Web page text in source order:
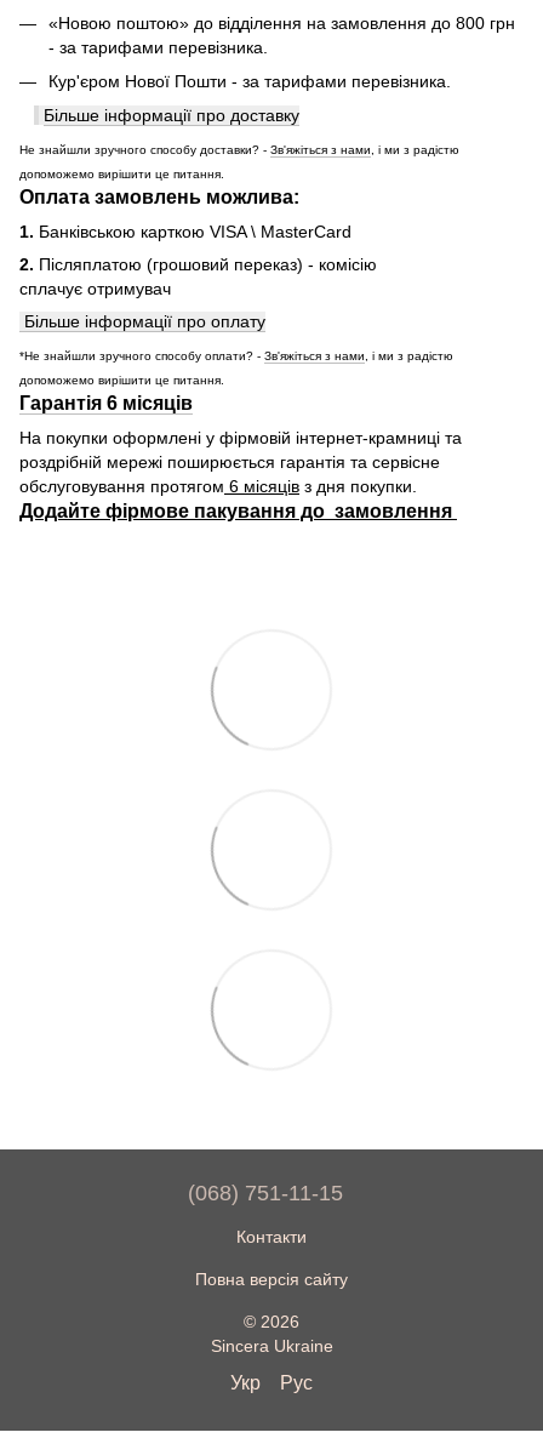
«Новою поштою» до відділення на замовлення до 800 грн
- за тарифами перевізника.
Кур'єром Нової Пошти - за тарифами перевізника.
Більше інформації про доставку
Не знайшли зручного способу доставки? - Зв'яжіться з нами, і ми з радістю
допоможемо вирішити це питання.
Оплата замовлень можлива:
1. Банківською карткою VISA \ MasterCard
2. Післяплатою (грошовий переказ) - комісію
сплачує отримувач
Більше інформації про оплату
*Не знайшли зручного способу оплати? - Зв'яжіться з нами, і ми з радістю
допоможемо вирішити це питання.
Гарантія 6 місяців
На покупки оформлені у фірмовій інтернет-крамниці та
роздрібній мережі поширюється гарантія та сервісне
обслуговування протягом 6 місяців з дня покупки.
Додайте фірмове пакування до замовлення
(068) 751-11-15
Контакти
Повна версія сайту
© 2026
Sincera Ukraine
Укр Рус